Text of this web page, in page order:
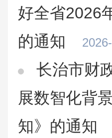
好全省2026
的通知
长治市财
展数智化背
知》的通知